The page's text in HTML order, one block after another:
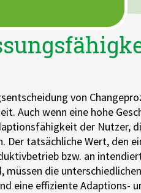
von
Auch wenn eine hohe
der
tatsächliche Wert, den
bzw. an
die
eine effiziente Adaptions-